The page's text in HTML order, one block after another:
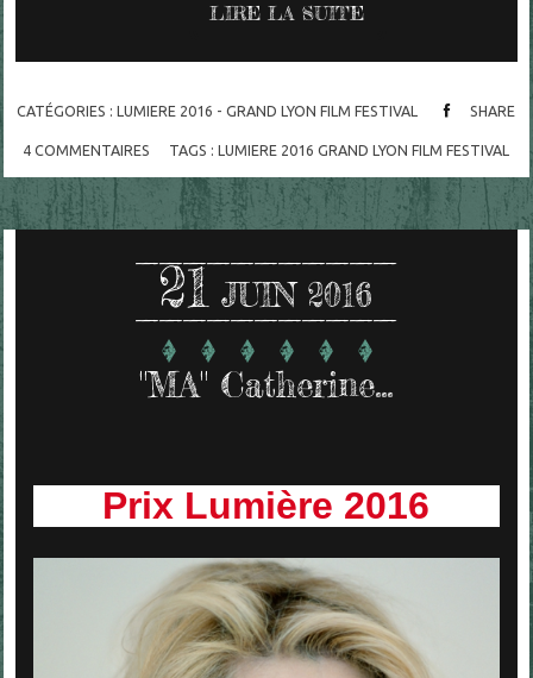
LIRE LA SUITE
CATÉGORIES :LUMIERE 2016 - GRAND LYON FILM FESTIVAL SHARE
4 COMMENTAIRES TAGS : LUMIERE 2016 GRAND LYON FILM FESTIVAL
21 JUIN 2016
"MA" Catherine...
Prix Lumière 2016